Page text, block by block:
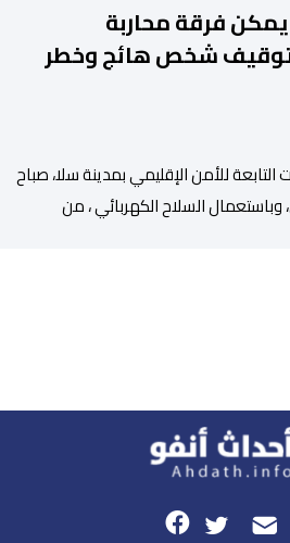
فرقة محاربة
توقيف شخص هائج وخطر
للأمن الإقليمي بمدينة سلا، صباح
وباستعمال السلاح الكهربائي ، من